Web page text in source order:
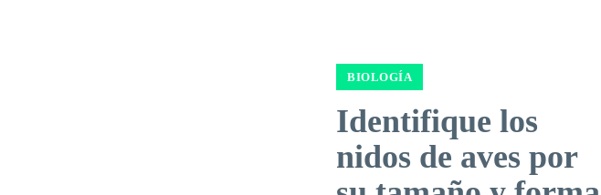
BIOLOGÍA
Identifique los
nidos de aves por